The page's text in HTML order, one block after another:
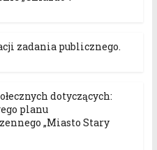
zadania publicznego.
dotyczących:
planu
„Miasto Stary